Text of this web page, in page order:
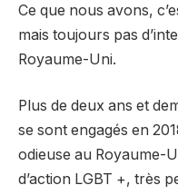
Ce que nous avons,
mais toujours pas
Royaume-Uni.
Plus de deux ans et
se sont engagés en
odieuse au Royaume-
d’action LGBT +, très